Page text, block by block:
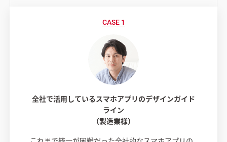
全社で活用しているスマホアプリのデザインガイド
ライン
（製造業様）